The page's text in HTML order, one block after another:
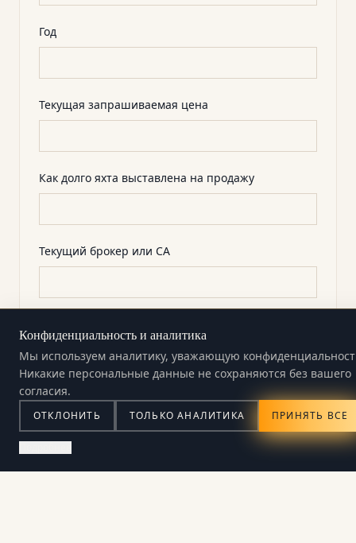
Конфиденциальность и аналитика
Мы используем аналитику, уважающую
Никакие персональные данные не сохраняются без вашего
согласия.
ОТКЛОНИТЬ ТОЛЬКО АНАЛИТИКА ПРИНЯТЬ ВСЕ
Год
Текущая запрашиваемая цена
Как долго яхта выставлена на продажу
Текущий брокер или CA